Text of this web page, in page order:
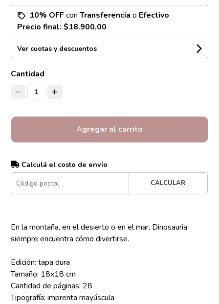
10% OFFconTransferencia o Efectivo
Precio final:$18.900,00
Ver cuotas y descuentos
Cantidad
1
Agregar al carrito
Calculá el costo de envío
CALCULAR
En la montaña, en el desierto o en el mar, Dinosauria
siempre encuentra cómo divertirse.
Edición: tapa dura
Tamaño: 18x18 cm
Cantidad de páginas: 28
Tipografía: imprenta mayúscula